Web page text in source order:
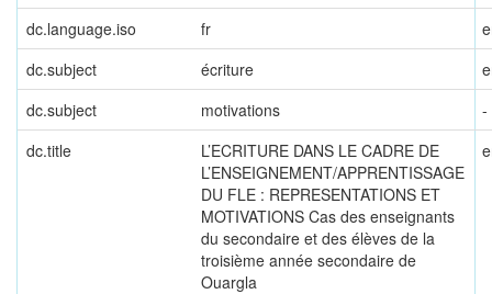
dc.language.iso fr
dc.subject
écriture
dc.subject
motivations
-
dc.title
L’ECRITURE DANS LE CADRE DE
L’ENSEIGNEMENT/APPRENTISSAGE
DU FLE : REPRESENTATIONS ET
MOTIVATIONS Cas des enseignants
du secondaire et des élèves de la
troisième année secondaire de
Ouargla